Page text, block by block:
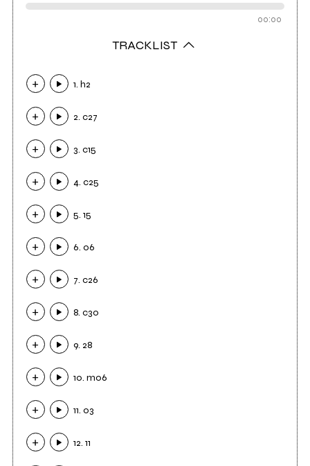
00:00
TRACKLIST
1. h2
2. c27
3. c15
4. c25
5. 15
6. 06
7. c26
8. c30
9. 28
10. m06
11. 03
12. 11